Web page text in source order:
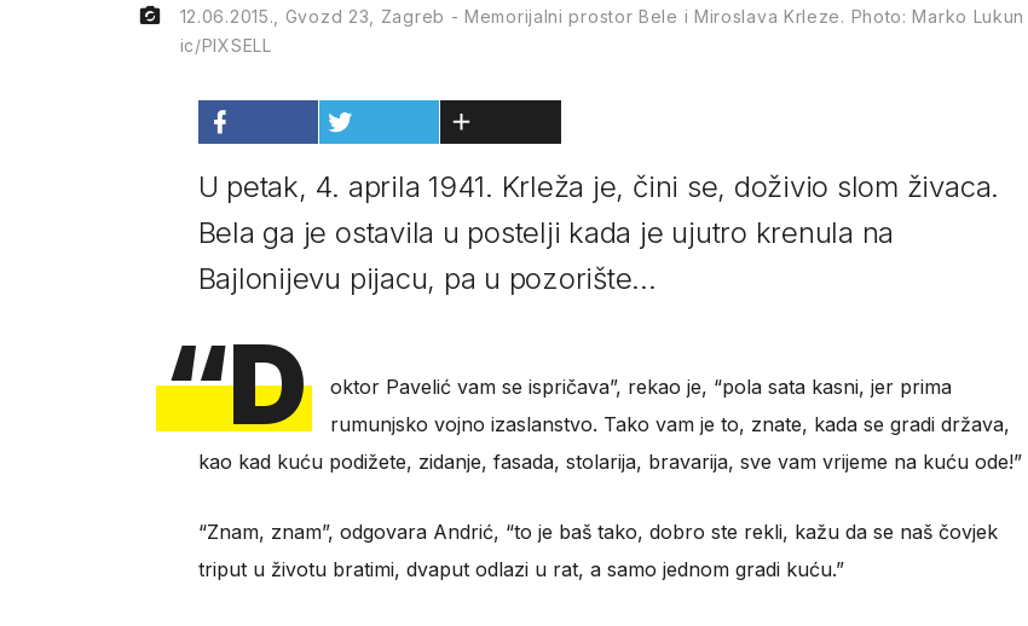
12.06.2015., Gvozd 23, Zagreb - Memorijalni prostor Bele i Miroslava Krleze. Photo: Marko Lukun
ic/PIXSELL
U petak, 4. aprila 1941. Krleža je, čini se, doživio slom živaca.
Bela ga je ostavila u postelji kada je ujutro krenula na
Bajlonijevu pijacu, pa u pozorište...
“D
oktor Pavelić vam se ispričava”, rekao je, “pola sata kasni, jer prima
rumunjsko vojno izaslanstvo. Tako vam je to, znate, kada se gradi država,
kao kad kuću podižete, zidanje, fasada, stolarija, bravarija, sve vam vrijeme na kuću ode!”
“Znam, znam”, odgovara Andrić, “to je baš tako, dobro ste rekli, kažu da se naš čovjek
triput u životu bratimi, dvaput odlazi u rat, a samo jednom gradi kuću.”